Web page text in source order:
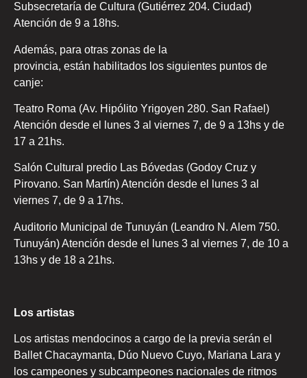
Subsecretaría de Cultura (Gutiérrez 204. Ciudad)
Atención de 9 a 18hs.
Además, para otras zonas de la
provincia, están habilitados los siguientes puntos de
canje:
Teatro Roma (Av. Hipólito Yrigoyen 280. San Rafael)
Atención desde el lunes 3 al viernes 7, de 9 a 13hs y de
17 a 21hs.
Salón Cultural predio Las Bóvedas (Godoy Cruz y
Pirovano. San Martín) Atención desde el lunes 3 al
viernes 7, de 9 a 17hs.
Auditorio Municipal de Tunuyán (Leandro N. Alem 750.
Tunuyán) Atención desde el lunes 3 al viernes 7, de 10 a
13hs y de 18 a 21hs.
Los artistas
Los artistas mendocinos a cargo de la previa serán el
Ballet Chacaymanta, Dúo Nuevo Cuyo, Mariana Lara y
los campeones y subcampeones nacionales de ritmos